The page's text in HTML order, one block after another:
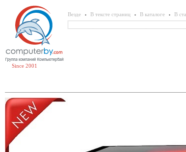
Since 2001
Везде В тексте страниц В каталоге В